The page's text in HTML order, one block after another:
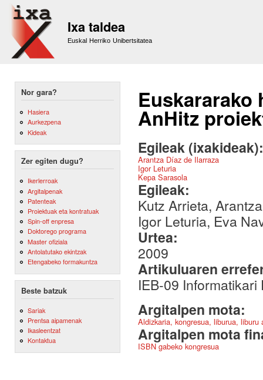
Ixa taldea
Euskal Herriko Unibertsitatea
Nor gara?
Hasiera
Aurkezpena
Kideak
Zer egiten dugu?
Ikerlerroak
Argitalpenak
Patenteak
Proiektuak eta kontratuak
Spin-off enpresa
Doktorego programa
Master ofiziala
Antolatutako ekintzak
Etengabeko formakuntza
Beste batzuk
Sariak
Prentsa aipamenak
Ikasleentzat
Kontaktua
Euskararako
AnHitz
Egileak
Arantza Díaz de Ilarraza
Igor Leturia
Kepa Sarasola
Egileak:
Kutz Arrieta,
Igor Leturia, Eva
Urtea:
2009
Artikuluaren
IEB-09
Argitalpen mota:
Aldizkaria, kongresua, liburua,
Argitalpen mota
ISBN gabeko kongresua